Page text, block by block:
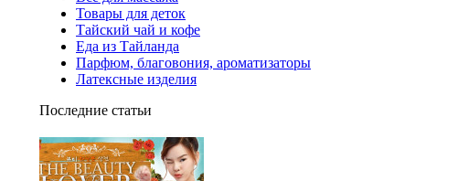
Товары для деток
Тайский чай и кофе
Еда из Тайланда
Парфюм, благовония, ароматизаторы
Латексные изделия
Последние статьи